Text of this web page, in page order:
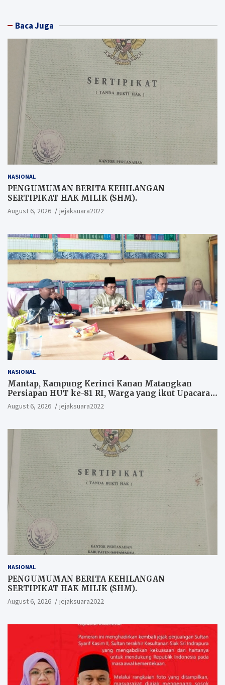
Baca Juga
NASIONAL
PENGUMUMAN BERITA KEHILANGAN
SERTIPIKAT HAK MILIK (SHM).
August 6, 2026 jejaksuara2022
NASIONAL
Mantap, Kampung Kerinci Kanan Matangkan
Persiapan HUT ke-81 RI, Warga yang ikut Upacara
Berkesempatan Raih Hadiah
August 6, 2026 jejaksuara2022
NASIONAL
PENGUMUMAN BERITA KEHILANGAN
SERTIPIKAT HAK MILIK (SHM).
August 6, 2026 jejaksuara2022